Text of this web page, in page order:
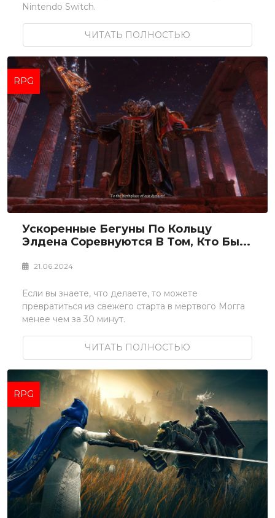
Nintendo Switch.
ЧИТАТЬ ПОЛНОСТЬЮ
RPG
Ускоренные Бегуны По Кольцу
Элдена Соревнуются В Том, Кто Бы...
21.06.2024
Если вы знаете, что делаете, то можете
превратиться из свежего старта в мертвого Могга
менее чем за 30 минут.
ЧИТАТЬ ПОЛНОСТЬЮ
RPG